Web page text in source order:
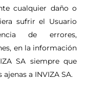
cualquier daño o
sufrir el Usuario
de errores,
en la información
SA siempre que
a INVIZA SA.